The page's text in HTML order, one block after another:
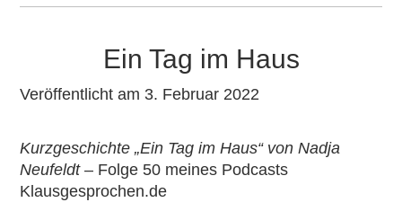
Ein Tag im Haus
Veröffentlicht am 3. Februar 2022
Kurzgeschichte „Ein Tag im Haus“ von Nadja
Neufeldt– Folge 50 meines Podcasts
Klausgesprochen.de